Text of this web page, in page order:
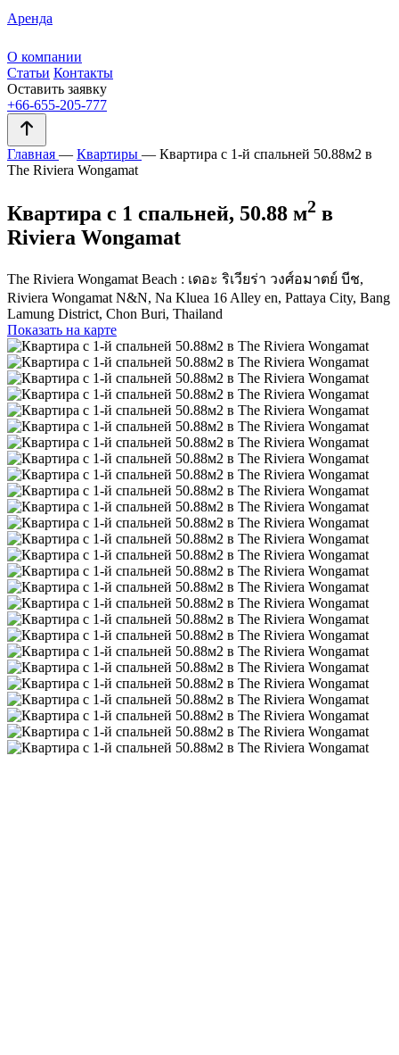
Аренда
О компании
Статьи Контакты
Оставить заявку
+66-655-205-777
Главная — Квартиры — Квартира с 1-й спальней 50.88м2 в
The Riviera Wongamat
Квартира с 1 спальней, 50.88 м2 в
Riviera Wongamat
The Riviera Wongamat Beach : เดอะ ริเวียร่า วงศ์อมาตย์ บีช,
Riviera Wongamat N&N, Na Kluea 16 Alley en, Pattaya City, Bang
Lamung District, Chon Buri, Thailand
Показать на карте